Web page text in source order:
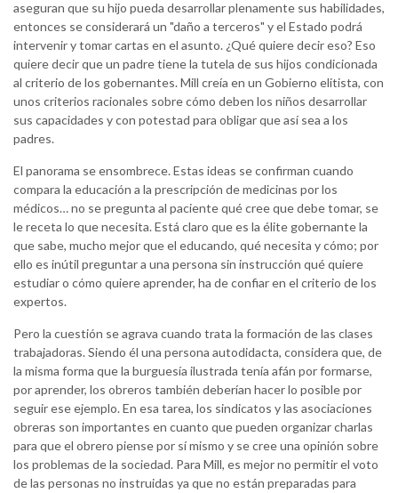
aseguran que su hijo pueda desarrollar plenamente sus habilidades,
entonces se considerará un "daño a terceros" y el Estado podrá
intervenir y tomar cartas en el asunto. ¿Qué quiere decir eso? Eso
quiere decir que un padre tiene la tutela de sus hijos condicionada
al criterio de los gobernantes. Mill creía en un Gobierno elitista, con
unos criterios racionales sobre cómo deben los niños desarrollar
sus capacidades y con potestad para obligar que así sea a los
padres.
El panorama se ensombrece. Estas ideas se confirman cuando
compara la educación a la prescripción de medicinas por los
médicos… no se pregunta al paciente qué cree que debe tomar, se
le receta lo que necesita. Está claro que es la élite gobernante la
que sabe, mucho mejor que el educando, qué necesita y cómo; por
ello es inútil preguntar a una persona sin instrucción qué quiere
estudiar o cómo quiere aprender, ha de confiar en el criterio de los
expertos.
Pero la cuestión se agrava cuando trata la formación de las clases
trabajadoras. Siendo él una persona autodidacta, considera que, de
la misma forma que la burguesía ilustrada tenía afán por formarse,
por aprender, los obreros también deberían hacer lo posible por
seguir ese ejemplo. En esa tarea, los sindicatos y las asociaciones
obreras son importantes en cuanto que pueden organizar charlas
para que el obrero piense por sí mismo y se cree una opinión sobre
los problemas de la sociedad. Para Mill, es mejor no permitir el voto
de las personas no instruidas ya que no están preparadas para